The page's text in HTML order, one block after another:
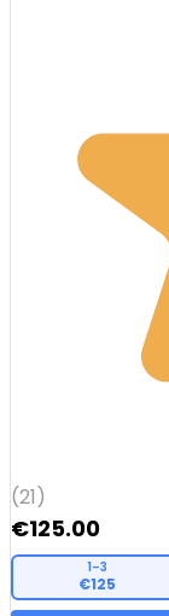
(21)
€125.00
1–3
€125